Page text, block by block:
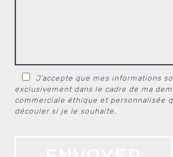
J'accepte que mes informations
exclusivement dans le cadre de ma
commerciale éthique et personnalisée
découler si je le souhaite.